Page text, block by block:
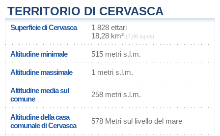
TERRITORIO DI CERVASCA
Superficie di Cervasca
1 828 ettari
18,28 km² (7,06 sq mi)
Altitudine minimale 515 metri s.l.m.
Altitudine massimale 1 metri s.l.m.
Altitudine media sul
comune
258 metri s.l.m.
Altitudine della casa
comunale di Cervasca
578 Metri sul livello del mare